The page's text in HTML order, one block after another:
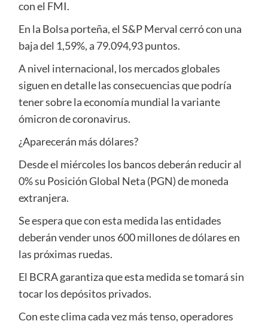
con el FMI.
En la Bolsa porteña, el S&P Merval cerró con una
baja del 1,59%, a 79.094,93 puntos.
A nivel internacional, los mercados globales
siguen en detalle las consecuencias que podría
tener sobre la economía mundial la variante
ómicron de coronavirus.
¿Aparecerán más dólares?
Desde el miércoles los bancos deberán reducir al
0% su Posición Global Neta (PGN) de moneda
extranjera.
Se espera que con esta medida las entidades
deberán vender unos 600 millones de dólares en
las próximas ruedas.
El BCRA garantiza que esta medida se tomará sin
tocar los depósitos privados.
Con este clima cada vez más tenso, operadores